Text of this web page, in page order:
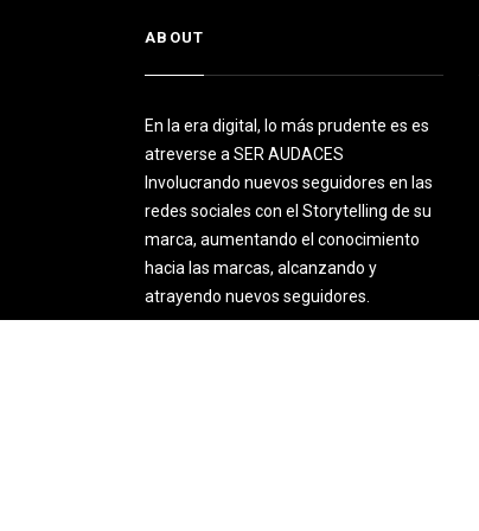
ABOUT
En la era digital, lo más prudente es es
atreverse a SER AUDACES
Involucrando nuevos seguidores en las
redes sociales con el Storytelling de su
marca, aumentando el conocimiento
hacia las marcas, alcanzando y
atrayendo nuevos seguidores.